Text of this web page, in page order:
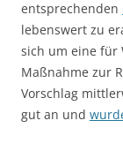
entsprechenden
lebenswert zu
sich um eine für
Maßnahme zur
Vorschlag
gut an und